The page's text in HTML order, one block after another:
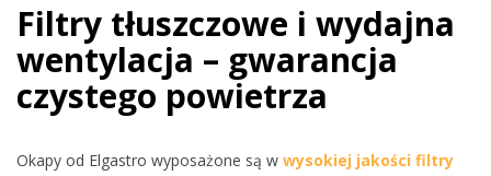
Filtry tłuszczowe i wydajna
wentylacja – gwarancja
czystego powietrza
Okapy od Elgastro wyposażone są w wysokiej jakości filtry